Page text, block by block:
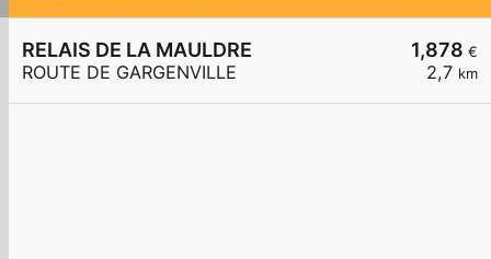
1,878 €
2,7 km
RELAIS DE LA MAULDRE
ROUTE DE GARGENVILLE